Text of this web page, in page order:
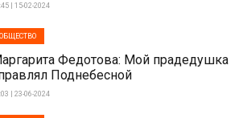
| 15-02-2024
ОБЩЕСТВО
Федотова: Мой прадедушка
Поднебесной
| 23-06-2024